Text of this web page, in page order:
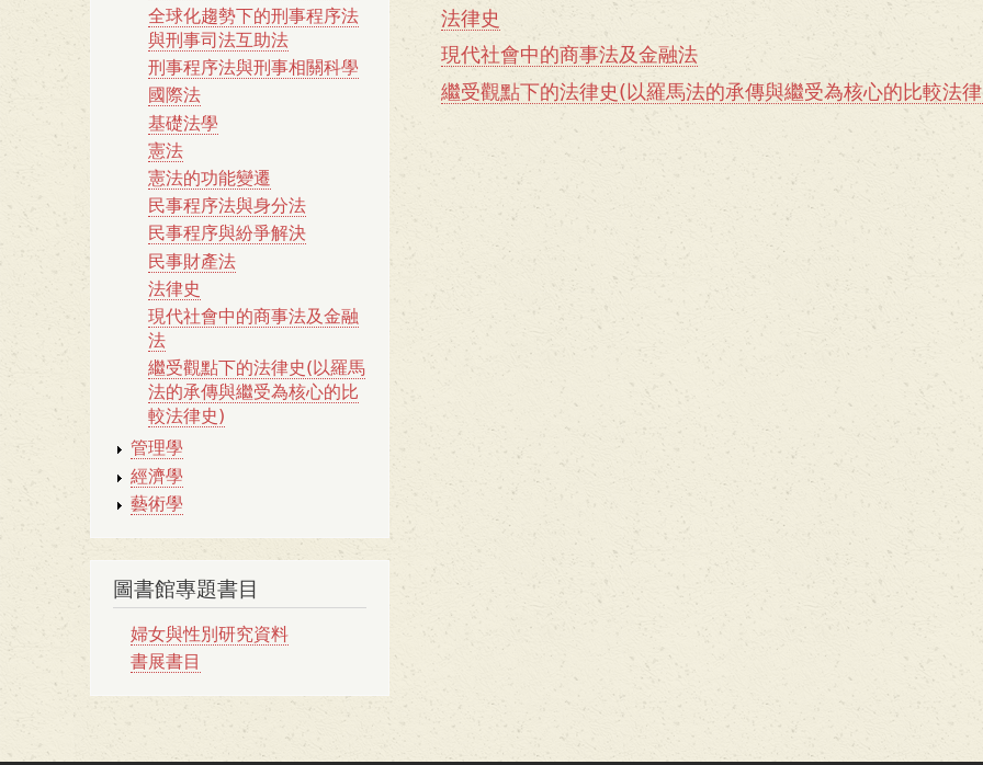
法律史
現代社會中的商事法及金融法
繼受觀點下的法律史(以羅馬法的承傳與繼受為核心的比較法
全球化趨勢下的刑事程序法
與刑事司法互助法
刑事程序法與刑事相關科學
國際法
基礎法學
憲法
憲法的功能變遷
民事程序法與身分法
民事程序與紛爭解決
民事財產法
法律史
現代社會中的商事法及金融
法
繼受觀點下的法律史(以羅馬
法的承傳與繼受為核心的比
較法律史)
管理學
經濟學
藝術學
圖書館專題書目
婦女與性別研究資料
書展書目